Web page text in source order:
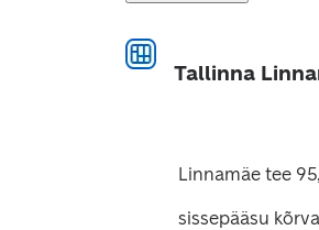
Tallinna
Linnamäe tee
sissepääsu